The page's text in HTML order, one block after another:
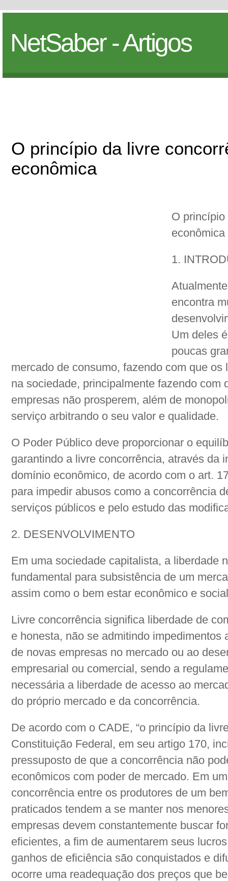
NetSaber - Artigos
O princípio da livre
econômica
O
econômica
1.
encontra
Um deles
poucas
mercado de consumo, fazendo com que
na sociedade, principalmente fazendo com
empresas não prosperem, além de
serviço arbitrando o seu valor e qualidade.
O Poder Público deve proporcionar o
garantindo a livre concorrência, através da
domínio econômico, de acordo com o art.
para impedir abusos como a concorrência
serviços públicos e pelo estudo das
2. DESENVOLVIMENTO
Em uma sociedade capitalista, a liberdade
fundamental para subsistência de um
assim como o bem estar econômico e
Livre concorrência significa liberdade de
e honesta, não se admitindo impedimentos
de novas empresas no mercado ou ao
empresarial ou comercial, sendo a
necessária a liberdade de acesso ao
do próprio mercado e da concorrência.
De acordo com o CADE, “o princípio da
Constituição Federal, em seu artigo 170,
pressuposto de que a concorrência não
econômicos com poder de mercado. Em
concorrência entre os produtores de um
praticados tendem a se manter nos
empresas devem constantemente buscar
eficientes, a fim de aumentarem seus
ganhos de eficiência são conquistados e
ocorre uma readequação dos preços que